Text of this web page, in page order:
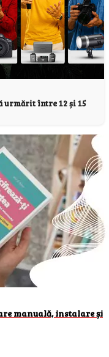
urmărit între 12 și 15
manuală, instalare și